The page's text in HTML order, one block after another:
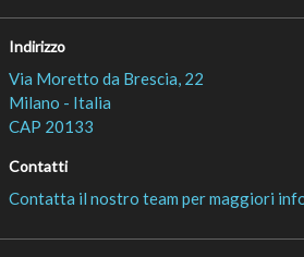
Indirizzo
Via Moretto da Brescia, 22
Milano - Italia
CAP 20133
Contatti
Contatta il nostro team per maggiori